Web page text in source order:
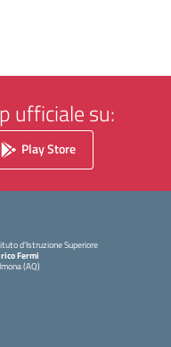
ufficiale su:
Play Store
d'Istruzione Superiore
Fermi
(AQ)
Visita la pagina iniziale della scuola